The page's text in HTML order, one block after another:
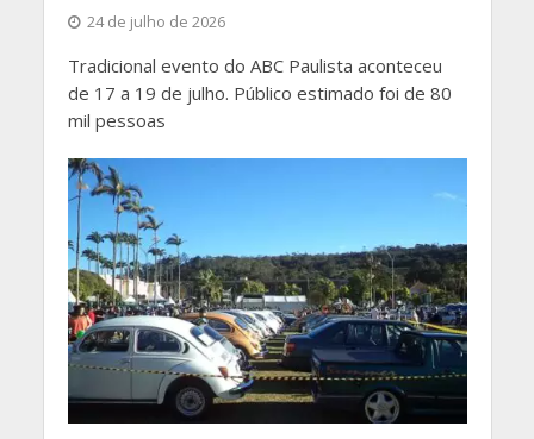
24 de julho de 2026
Tradicional evento do ABC Paulista aconteceu
de 17 a 19 de julho. Público estimado foi de 80
mil pessoas